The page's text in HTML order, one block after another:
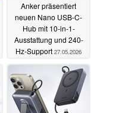
Anker präsentiert
neuen Nano USB-C-
Hub mit 10-in-1-
Ausstattung und 240-
Hz-Support 27.05.2026